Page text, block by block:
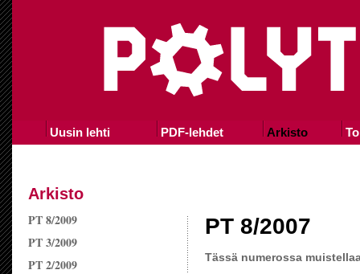
Uusin lehti PDF-lehdet Arkisto
Arkisto
PT 8/2009
PT 3/2009
PT 2/2009
PT 8/2007
Tässä numerossa